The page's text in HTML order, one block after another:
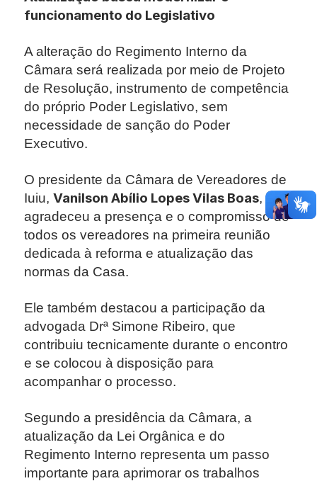
funcionamento do Legislativo
A alteração do Regimento Interno da
Câmara será realizada por meio de Projeto
de Resolução, instrumento de competência
do próprio Poder Legislativo, sem
necessidade de sanção do Poder
Executivo.
O presidente da Câmara de Vereadores de
Iuiu, Vanilson Abílio Lopes Vilas Boas,
agradeceu a presença e o compromisso de
todos os vereadores na primeira reunião
dedicada à reforma e atualização das
normas da Casa.
Ele também destacou a participação da
advogada Drª Simone Ribeiro, que
contribuiu tecnicamente durante o encontro
e se colocou à disposição para
acompanhar o processo.
Segundo a presidência da Câmara, a
atualização da Lei Orgânica e do
Regimento Interno representa um passo
importante para aprimorar os trabalhos